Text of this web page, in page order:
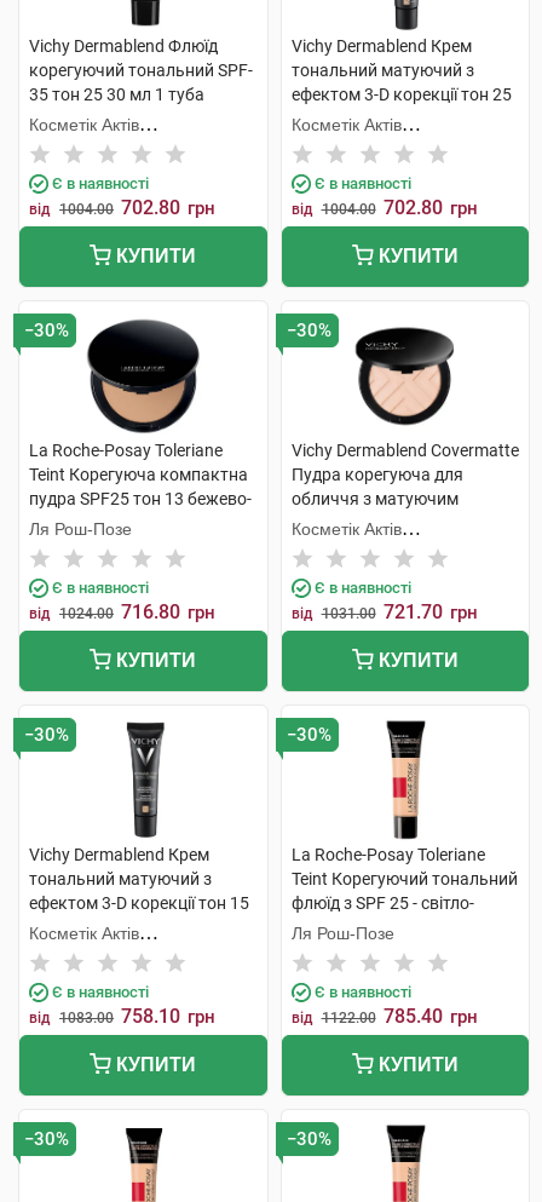
Vichy Dermablend Флюїд
корегуючий тональний SPF-
35 тон 25 30 мл 1 туба
Косметік Актів
Інтернаціональ
Є в наявності
від 1004.00 702.80 грн
КУПИТИ
Vichy Dermablend Крем
тональний матуючий з
ефектом 3-D корекції тон 25
30 мл 1 туба
Косметік Актів
Інтернаціональ
Є в наявності
від 1004.00 702.80 грн
КУПИТИ
−30%
La Roche-Posay Toleriane
Teint Корегуюча компактна
пудра SPF25 тон 13 бежево-
пісочний 9,5 г 1 шт
Ля Рош-Позе
Є в наявності
від 1024.00 716.80 грн
КУПИТИ
−30%
Vichy Dermablend Covermatte
Пудра корегуюча для
обличчя з матуючим
ефектом SPF-25 відтінок
№15 9,5 г 1 шт
Косметік Актів
Інтернаціональ
Є в наявності
від 1031.00 721.70 грн
КУПИТИ
−30%
Vichy Dermablend Крем
тональний матуючий з
ефектом 3-D корекції тон 15
30 мл 1 туба
Косметік Актів
Інтернаціональ
Є в наявності
від 1083.00 758.10 грн
КУПИТИ
−30%
La Roche-Posay Toleriane
Teint Корегуючий тональний
флюїд з SPF 25 - світло-
бежевий 30 мл 1 туба
Ля Рош-Позе
Є в наявності
від 1122.00 785.40 грн
КУПИТИ
−30% −30%